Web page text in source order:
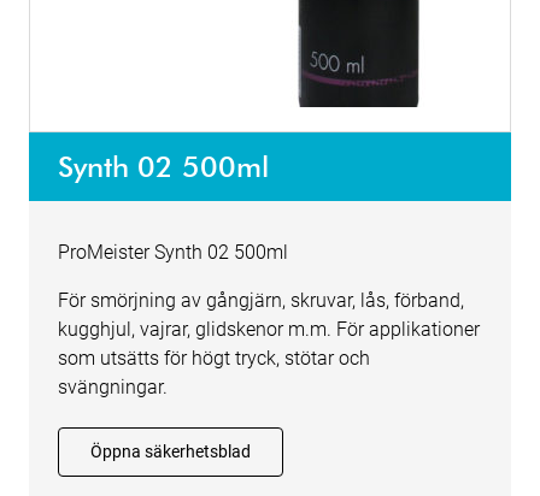
Synth 02 500ml
ProMeister Synth 02 500ml
För smörjning av gångjärn, skruvar, lås, förband,
kugghjul, vajrar, glidskenor m.m. För applikationer
som utsätts för högt tryck, stötar och
svängningar.
Öppna säkerhetsblad